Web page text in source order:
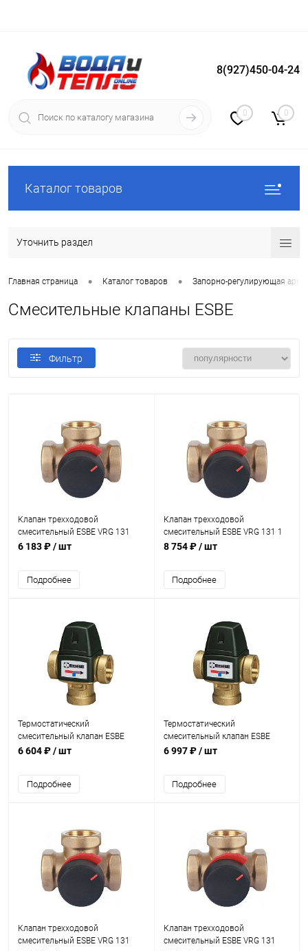
Вход Регистрация
8(927)450-04-24
0 0
Каталог товаров
Уточнить раздел
Главная страница • Каталог товаров • Запорно-регулирующая
Смесительные клапаны ESBE
Фильтр
Клапан трехходовой
смесительный ESBE VRG 131
1/2" KVS 1,63
6 183 ₽/ шт
Подробнее
Клапан трехходовой
смесительный ESBE VRG 131 1
1/2" KVS 25
8 754 ₽/ шт
Подробнее
Термостатический
смесительный клапан ESBE
VTA321 35-60°C 3/4" KVS 1,6
6 604 ₽/ шт
Подробнее
Термостатический
смесительный клапан ESBE
VTA321 20-43°C 1/2" KVS 1,5
6 997 ₽/ шт
Подробнее
Клапан трехходовой
смесительный ESBE VRG 131
Клапан трехходовой
смесительный ESBE VRG 131